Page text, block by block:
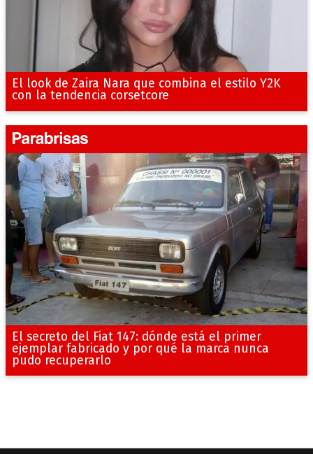
El look de Zaira Nara que combina el estilo Y2K
con la tendencia corsetcore
El secreto del Fiat 147: dónde está el primer
ejemplar fabricado y por qué la marca nunca
pudo recuperarlo